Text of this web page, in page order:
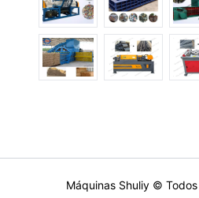
Máquinas Shuliy ©